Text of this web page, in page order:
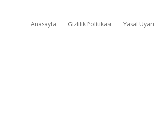
Anasayfa Gizlilik Politikası Yasal Uyarı